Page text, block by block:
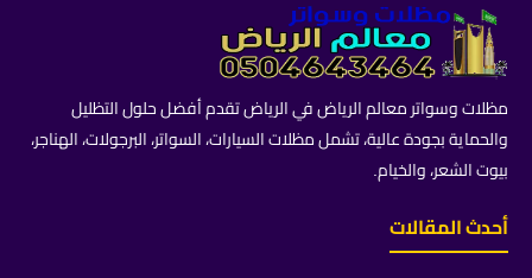
مظلات وسواتر معالم الرياض في الرياض تقدم أفضل حلول التظليل
والحماية بجودة عالية، تشمل مظلات السيارات، السواتر، البرجولات، الهناجر،
بيوت الشعر، والخيام.
أحدث المقالات